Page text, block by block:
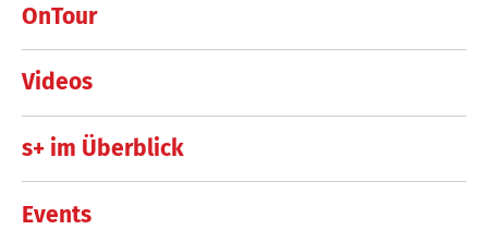
OnTour
Videos
s+ im Überblick
Events